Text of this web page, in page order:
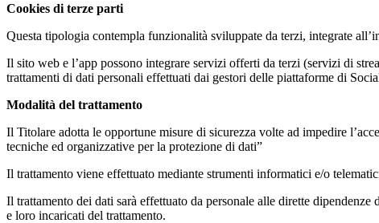
Cookies di terze parti
Questa tipologia contempla funzionalità sviluppate da terzi, integrate
Il sito web e l’app possono integrare servizi offerti da terzi (servizi di
trattamenti di dati personali effettuati dai gestori delle piattaforme di
Modalità del trattamento
Il Titolare adotta le opportune misure di sicurezza volte ad impedire
tecniche ed organizzative per la protezione di dati”
Il trattamento viene effettuato mediante strumenti informatici e/o
Il trattamento dei dati sarà effettuato da personale alle dirette
e loro incaricati del trattamento.